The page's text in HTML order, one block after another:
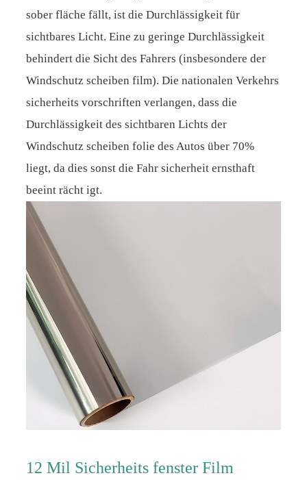
sober fläche fällt, ist die Durchlässigkeit für
sichtbares Licht. Eine zu geringe Durchlässigkeit
behindert die Sicht des Fahrers (insbesondere der
Windschutz scheiben film). Die nationalen Verkehrs
sicherheits vorschriften verlangen, dass die
Durchlässigkeit des sichtbaren Lichts der
Windschutz scheiben folie des Autos über 70%
liegt, da dies sonst die Fahr sicherheit ernsthaft
beeint rächt igt.
12 Mil Sicherheits fenster Film